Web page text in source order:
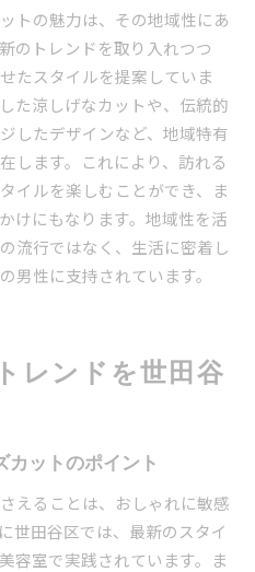
トの魅力は、その地域性にあ
のトレンドを取り入れつつ
たスタイルを提案していま
た涼しげなカットや、伝統的
したデザインなど、地域特有
します。これにより、訪れる
イルを楽しむことができ、ま
けにもなります。地域性を活
流行ではなく、生活に密着し
男性に支持されています。
レンドを世田谷
カットのポイント
えることは、おしゃれに敏感
世田谷区では、最新のスタイ
容室で実践されています。ま